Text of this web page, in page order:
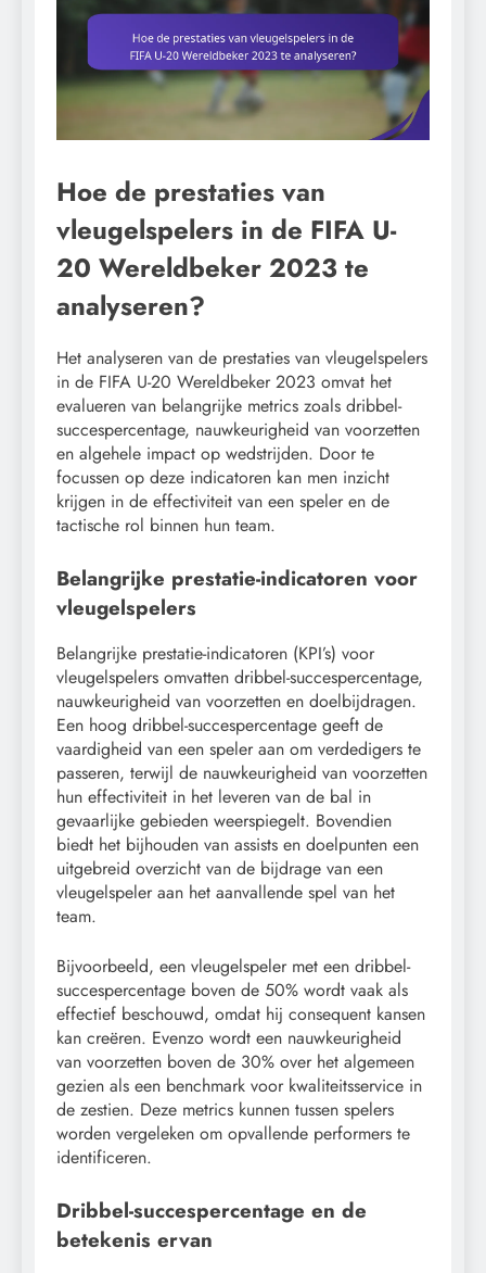
Hoe de prestaties van
vleugelspelers in de FIFA U-
20 Wereldbeker 2023 te
analyseren?
Het analyseren van de prestaties van vleugelspelers
in de FIFA U-20 Wereldbeker 2023 omvat het
evalueren van belangrijke metrics zoals dribbel-
succespercentage, nauwkeurigheid van voorzetten
en algehele impact op wedstrijden. Door te
focussen op deze indicatoren kan men inzicht
krijgen in de effectiviteit van een speler en de
tactische rol binnen hun team.
Belangrijke prestatie-indicatoren voor
vleugelspelers
Belangrijke prestatie-indicatoren (KPI’s) voor
vleugelspelers omvatten dribbel-succespercentage,
nauwkeurigheid van voorzetten en doelbijdragen.
Een hoog dribbel-succespercentage geeft de
vaardigheid van een speler aan om verdedigers te
passeren, terwijl de nauwkeurigheid van voorzetten
hun effectiviteit in het leveren van de bal in
gevaarlijke gebieden weerspiegelt. Bovendien
biedt het bijhouden van assists en doelpunten een
uitgebreid overzicht van de bijdrage van een
vleugelspeler aan het aanvallende spel van het
team.
Bijvoorbeeld, een vleugelspeler met een dribbel-
succespercentage boven de 50% wordt vaak als
effectief beschouwd, omdat hij consequent kansen
kan creëren. Evenzo wordt een nauwkeurigheid
van voorzetten boven de 30% over het algemeen
gezien als een benchmark voor kwaliteitsservice in
de zestien. Deze metrics kunnen tussen spelers
worden vergeleken om opvallende performers te
identificeren.
Dribbel-succespercentage en de
betekenis ervan